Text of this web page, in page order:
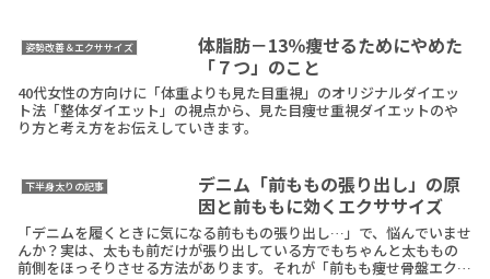
はなかなか見る機会がないのが太もも裏で
すが。放っておReadMore
姿勢改善＆エクササイズ
体脂肪－13％痩せるためにやめた
「７つ」のこと
40代女性の方向けに「体重よりも見た目重視」のオリジナルダイエッ
ト法「整体ダイエット」の視点から、見た目痩せ重視ダイエットのや
り方と考え方をお伝えしていきます。
下半身太りの記事
デニム「前ももの張り出し」の原
因と前ももに効くエクササイズ
「デニムを履くときに気になる前ももの張り出し…」で、悩んでいませ
んか？実は、太もも前だけが張り出している方でもちゃんと太ももの
前側をほっそりさせる方法があります。それが「前もも痩せ骨盤エクサ